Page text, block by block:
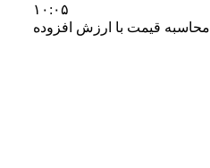
۱۰:۰۵
محاسبه قیمت با ارزش افزوده